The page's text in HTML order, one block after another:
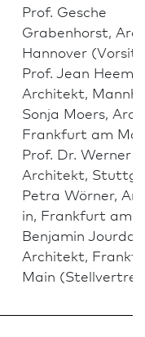
Prof. Gesche
Grabenhorst,
Hannover
Prof. Jean
Architekt,
Sonja Moers,
Frank­furt am
Prof. Dr. Werner
Architekt,
Petra Wörner,
in, Frank­furt am
Benjamin
Architekt,
Main